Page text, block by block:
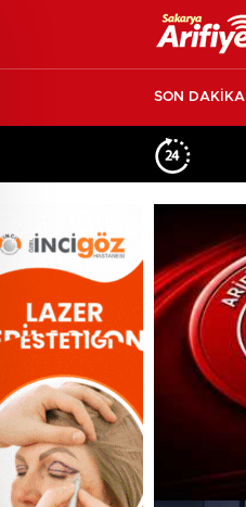
SON DAKİKA